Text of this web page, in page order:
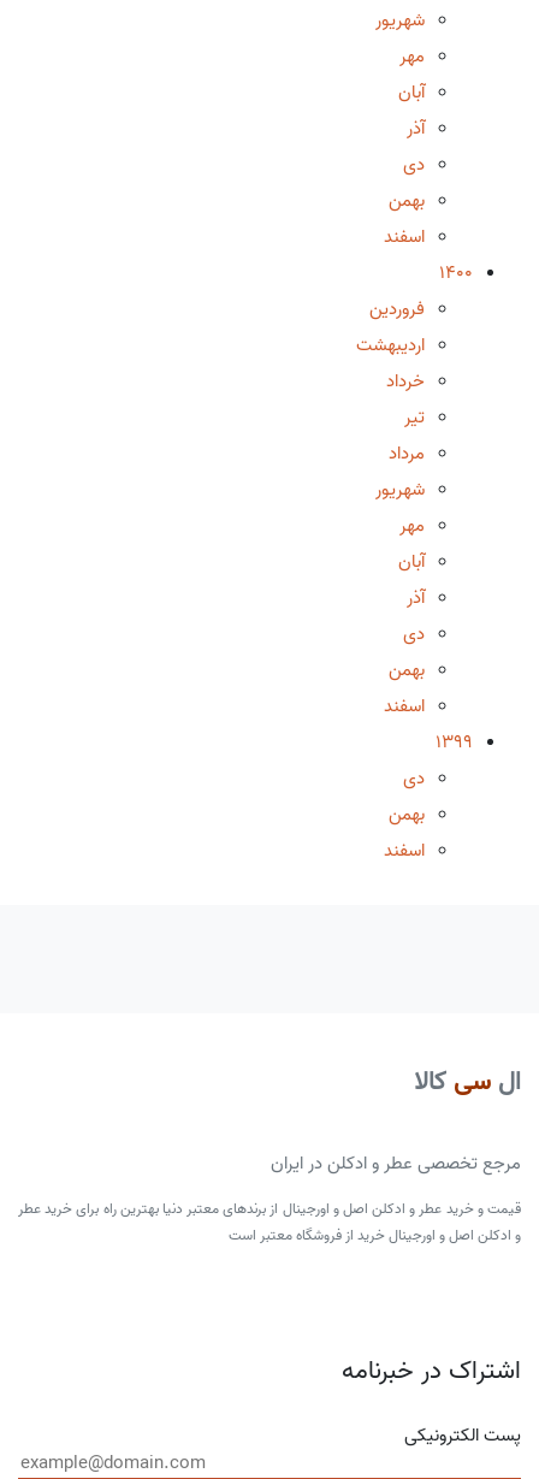
شهریور
مهر
آبان
آذر
دی
بهمن
اسفند
1400
فروردین
اردیبهشت
خرداد
تیر
مرداد
شهریور
مهر
آبان
آذر
دی
بهمن
اسفند
1399
دی
بهمن
اسفند
ال سی کالا
مرجع تخصصی عطر و ادکلن در ایران
قیمت و خرید عطر و ادکلن اصل و اورجینال از برندهای معتبر دنیا بهترین راه برای خرید عطر
و ادکلن اصل و اورجینال خرید از فروشگاه معتبر است
اشتراک در خبرنامه
پست الکترونیکی